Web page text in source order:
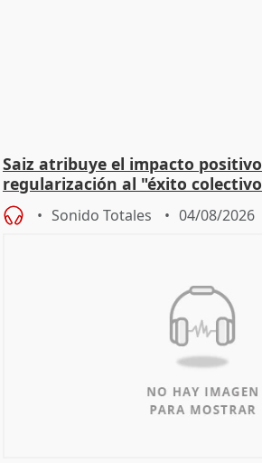
Saiz atribuye el impacto
regularización al "éxito
Sonido Totales 04/08/2026